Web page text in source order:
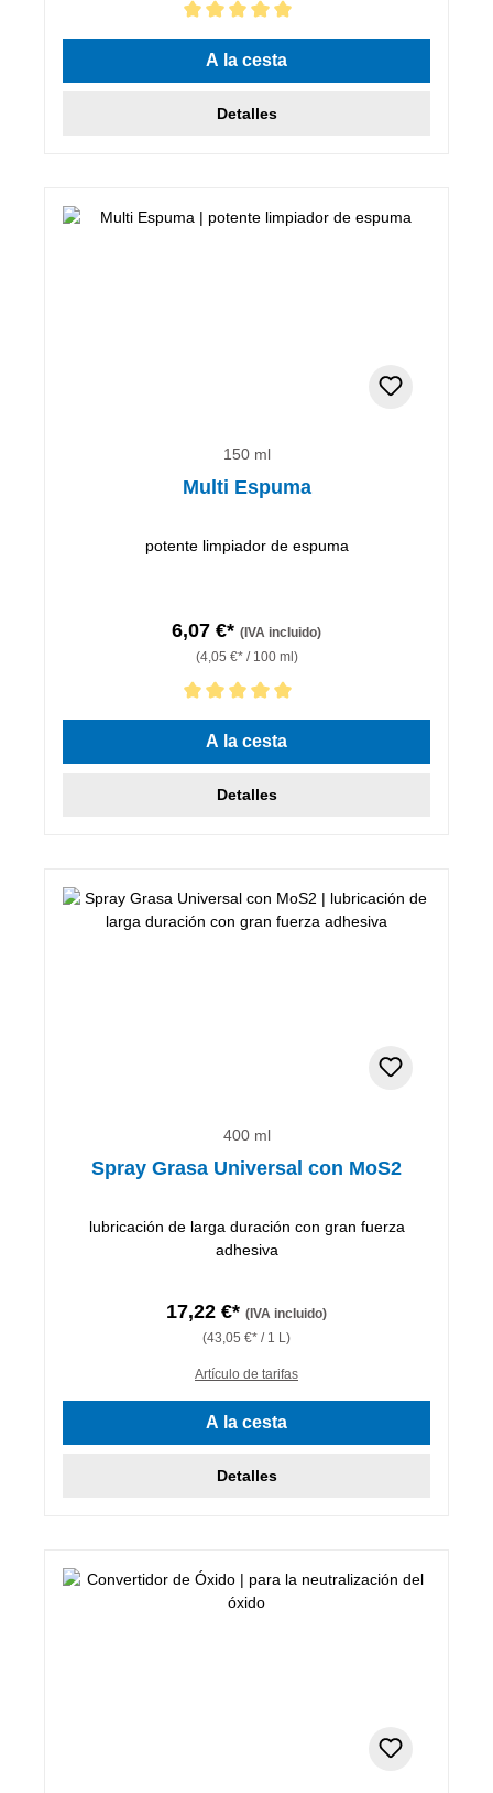
Calificación promedio de 5 de 5 estrellas
A la cesta
Detalles
150 ml
Multi Espuma
potente limpiador de espuma
6,07 €* (IVA incluido)
(4,05 €* / 100 ml)
Calificación promedio de 5 de 5 estrellas
A la cesta
Detalles
400 ml
Spray Grasa Universal con MoS2
lubricación de larga duración con gran fuerza
adhesiva
17,22 €* (IVA incluido)
(43,05 €* / 1 L)
Artículo de tarifas
A la cesta
Detalles